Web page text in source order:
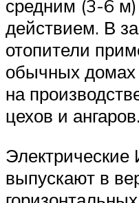
средним (3-6
действием. В
отопители
обычных домах
на
цехов и ангаров.
Электрические
выпускают в